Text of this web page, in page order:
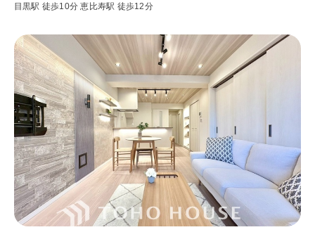
目黒駅 徒歩10分恵比寿駅 徒歩12分